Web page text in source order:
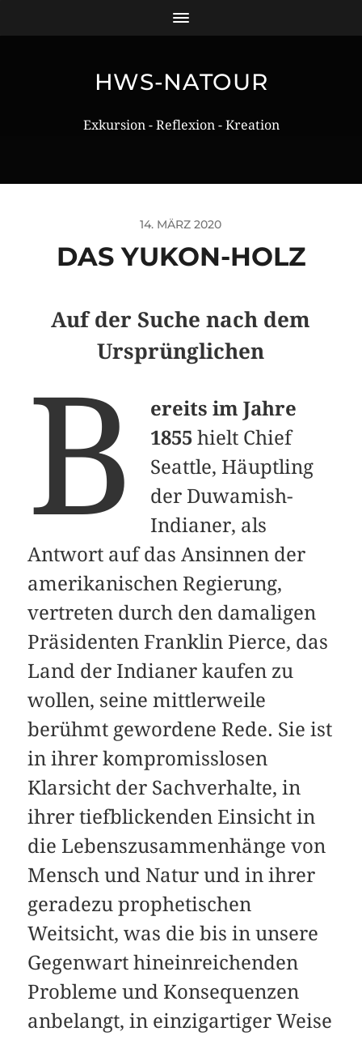
HWS-NATOUR
Exkursion - Reflexion - Kreation
14. MÄRZ 2020
DAS YUKON-HOLZ
Auf der Suche nach dem
Ursprünglichen
B
ereits im Jahre
1855 hielt Chief
Seattle, Häuptling
der Duwamish-
Indianer, als
Antwort auf das Ansinnen der
amerikanischen Regierung,
vertreten durch den damaligen
Präsidenten Franklin Pierce, das
Land der Indianer kaufen zu
wollen, seine mittlerweile
berühmt gewordene Rede. Sie ist
in ihrer kompromisslosen
Klarsicht der Sachverhalte, in
ihrer tiefblickenden Einsicht in
die Lebenszusammenhänge von
Mensch und Natur und in ihrer
geradezu prophetischen
Weitsicht, was die bis in unsere
Gegenwart hineinreichenden
Probleme und Konsequenzen
anbelangt, in einzigartiger Weise